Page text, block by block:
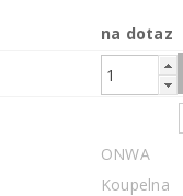
na dotaz
ONWA
Koupelna